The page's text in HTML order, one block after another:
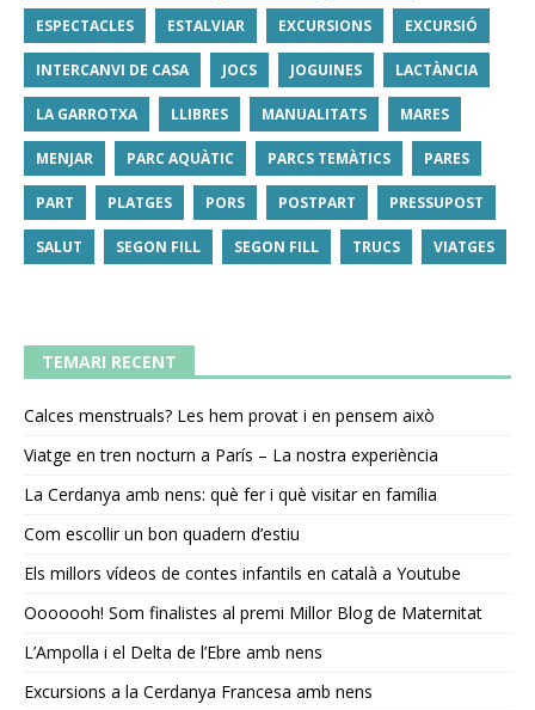
ESPECTACLES ESTALVIAR EXCURSIONS EXCURSIÓ
INTERCANVI DE CASA JOCS JOGUINES LACTÀNCIA
LA GARROTXA LLIBRES MANUALITATS MARES
MENJAR PARC AQUÀTIC PARCS TEMÀTICS PARES
PART PLATGES PORS POSTPART PRESSUPOST
SALUT SEGON FILL SEGON FILL TRUCS VIATGES
TEMARI RECENT
Calces menstruals? Les hem provat i en pensem això
Viatge en tren nocturn a París – La nostra experiència
La Cerdanya amb nens: què fer i què visitar en família
Com escollir un bon quadern d’estiu
Els millors vídeos de contes infantils en català a Youtube
Ooooooh! Som finalistes al premi Millor Blog de Maternitat
L’Ampolla i el Delta de l’Ebre amb nens
Excursions a la Cerdanya Francesa amb nens